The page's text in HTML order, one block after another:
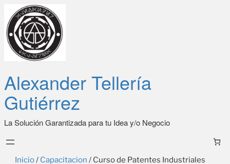
Alexander Tellería
Gutiérrez
La Solución Garantizada para tu Idea y/o Negocio
Inicio/ Capacitacion / Curso de Patentes Industriales